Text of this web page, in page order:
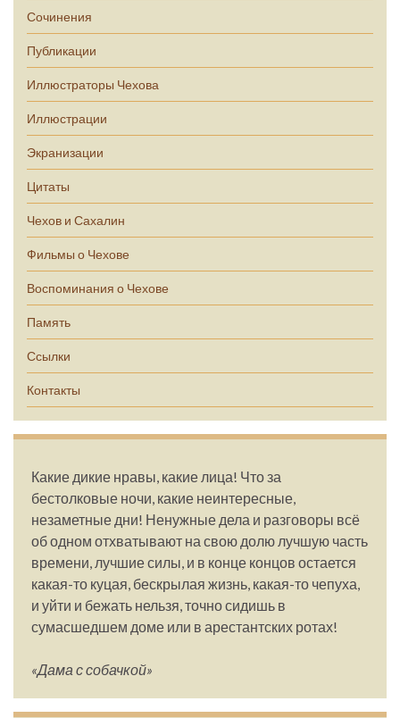
Сочинения
Публикации
Иллюстраторы Чехова
Иллюстрации
Экранизации
Цитаты
Чехов и Сахалин
Фильмы о Чехове
Воспоминания о Чехове
Память
Ссылки
Контакты
Какие дикие нравы, какие лица! Что за
бестолковые ночи, какие неинтересные,
незаметные дни! Ненужные дела и разговоры всё
об одном отхватывают на свою долю лучшую часть
времени, лучшие силы, и в конце концов остается
какая-то куцая, бескрылая жизнь, какая-то чепуха,
и уйти и бежать нельзя, точно сидишь в
сумасшедшем доме или в арестантских ротах!
«Дама с собачкой»